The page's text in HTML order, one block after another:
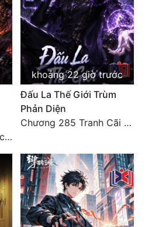
Chương 1470 Công đức phi thăng
khoảng 22 giờ trước
Đấu La Thế Giới Trùm
Phản Diện
Chương 285 Tranh Cãi Giữa Sư Đồ